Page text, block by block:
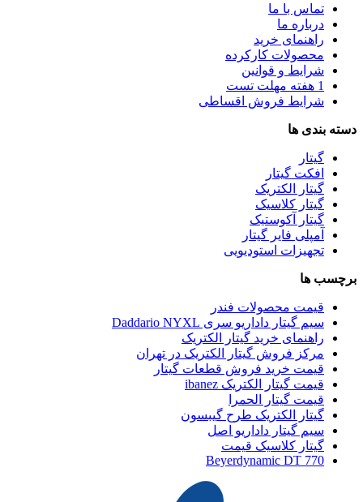
تماس با ما
درباره ما
راهنمای خرید
محصولات کارکرده
شرایط و قوانین
1 هفته مهلت تست
شرایط فروش اقساطی
دسته بندی ها
گیتار
افکت گیتار
گیتار الکتریک
گیتار کلاسیک
گیتار آکوستیک
آمپلی فایر گیتار
تجهیزات استودیویی
برچسب ها
قیمت محصولات فندر
سیم گیتار داداریو سری Daddario NYXL
راهنمای خرید گیتار الکتریک
مرکز فروش گیتار الکتریک در تهران
قیمت خرید فروش قطعات گیتار
قیمت گیتار الکتریک ibanez
قیمت گیتار الحمرا
گیتار الکتریک طرح گیبسون
سیم گیتار داداریو اصل
گیتار کلاسیک قیمت
Beyerdynamic DT 770